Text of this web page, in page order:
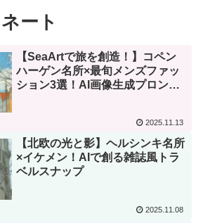
ート
【SeaArtで旅を創造！】コペン
ハーゲン名所×最旬メンズファッ
ション3選！AI画像生成プロンプ
2025.11.13
【北欧の光と影】ヘルシンキ名所
×イケメン！AIで創る雑誌風トラ
ベルスナップ
2025.11.08